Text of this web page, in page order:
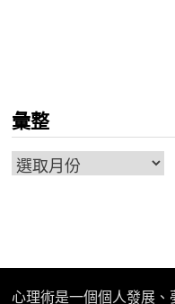
彙整
彙
心理術是一個個人發展